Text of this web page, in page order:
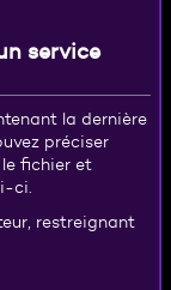
service
la dernière
préciser
fichier et
ci.
restreignant